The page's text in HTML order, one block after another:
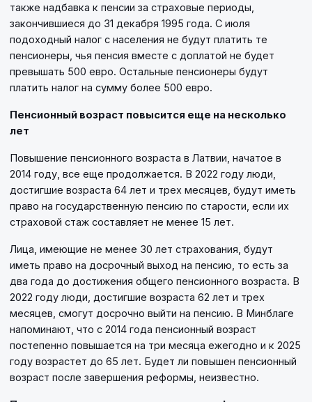
также надбавка к пенсии за страховые периоды,
закончившиеся до 31 декабря 1995 года. С июля
подоходный налог с населения не будут платить те
пенсионеры, чья пенсия вместе с доплатой не будет
превышать 500 евро. Остальные пенсионеры будут
платить налог на сумму более 500 евро.
Пенсионный возраст повысится еще на несколько
лет
Повышение пенсионного возраста в Латвии, начатое в
2014 году, все еще продолжается. В 2022 году люди,
достигшие возраста 64 лет и трех месяцев, будут иметь
право на государственную пенсию по старости, если их
страховой стаж составляет не менее 15 лет.
Лица, имеющие не менее 30 лет страхования, будут
иметь право на досрочный выход на пенсию, то есть за
два года до достижения общего пенсионного возраста. В
2022 году люди, достигшие возраста 62 лет и трех
месяцев, смогут досрочно выйти на пенсию. В Минблаге
напоминают, что с 2014 года пенсионный возраст
постепенно повышается на три месяца ежегодно и к 2025
году возрастет до 65 лет. Будет ли повышен пенсионный
возраст после завершения реформы, неизвестно.